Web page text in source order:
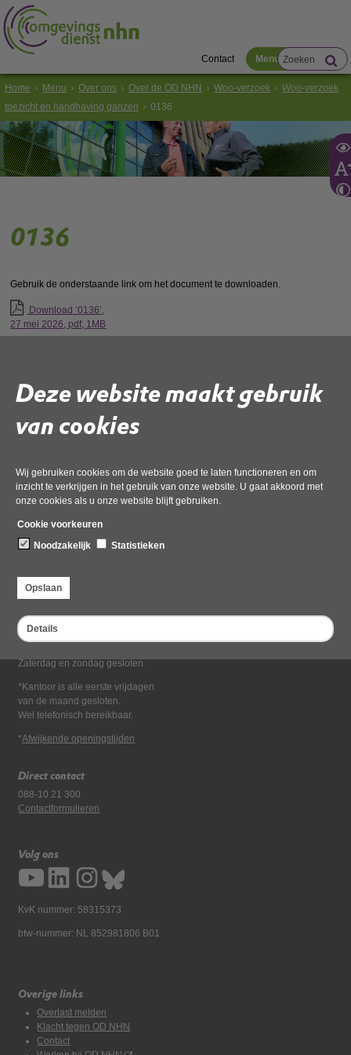
Deze website maakt gebruik
van cookies
Wij gebruiken cookies om de website goed te laten functioneren en om
inzicht te verkrijgen in het gebruik van onze website. U gaat akkoord met
onze cookies als u onze website blijft gebruiken.
Cookie voorkeuren
Noodzakelijk
Statistieken
Opslaan
Details
Contact Menu
Home Menu Over ons Over de OD NHN Woo-verzoek
Woo-verzoek
toezicht en handhaving ganzen
0136
0136
Gebruik de onderstaande link om het document te downloaden.
Download ‘0136’,
27 mei 2026, pdf, 1MB
Bezoekadres
Dampten 2, 1624 NR Hoorn
Postbus 2095, 1620 EB Hoorn
Openingstijden kantoor
Maandag tot en met vrijdag*
van 08:00 tot 16:30
Zaterdag en zondag gesloten
*Kantoor is alle eerste vrijdagen
van de maand gesloten.
Wel telefonisch bereikbaar.
*Afwijkende openingstijden
Direct contact
088-10 21 300
Contactformulieren
Volg ons
KvK nummer: 58315373
btw-nummer: NL 852981806 B01
Overige links
Overlast melden
Klacht tegen OD NHN
Contact